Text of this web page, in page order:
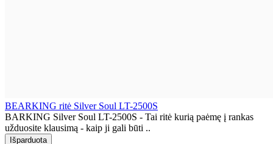
BEARKING ritė Silver Soul LT-2500S
BARKING Silver Soul LT-2500S - Tai ritė kurią paėmę į rankas
užduosite klausimą - kaip ji gali būti ..